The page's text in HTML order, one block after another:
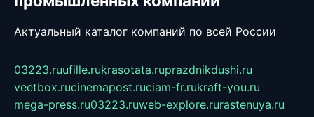
Актуальный каталог компаний по всей России
03223.ruufille.rukrasotata.ruprazdnikdushi.ru
veetbox.rucinemapost.ruciam-fr.rukraft-you.ru
mega-press.ru03223.ruweb-explore.rurastenuya.ru